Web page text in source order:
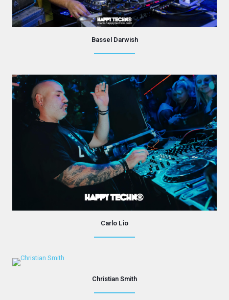
Bassel Darwish
Carlo Lio
Christian Smith